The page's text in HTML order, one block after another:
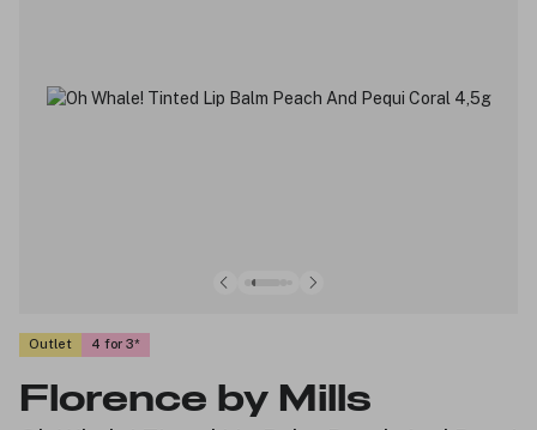
Outlet 4 for 3
Florence by Mills